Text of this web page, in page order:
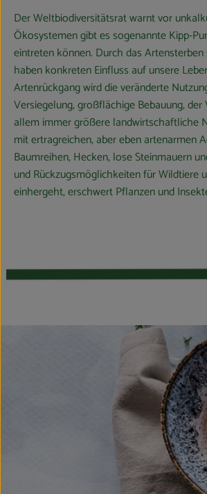
Der Weltbiodiversitätsrat warnt vor
Ökosystemen gibt es sogenannte Kipp-
eintreten können. Durch das
haben konkreten Einfluss auf unsere
Artenrückgang wird die veränderte
Versiegelung, großflächige Bebauung,
allem immer größere landwirtschaftliche
mit ertragreichen, aber eben artenarmen
Baumreihen, Hecken, lose Steinmauern
und Rückzugsmöglichkeiten für Wildtiere
einhergeht, erschwert Pflanzen und